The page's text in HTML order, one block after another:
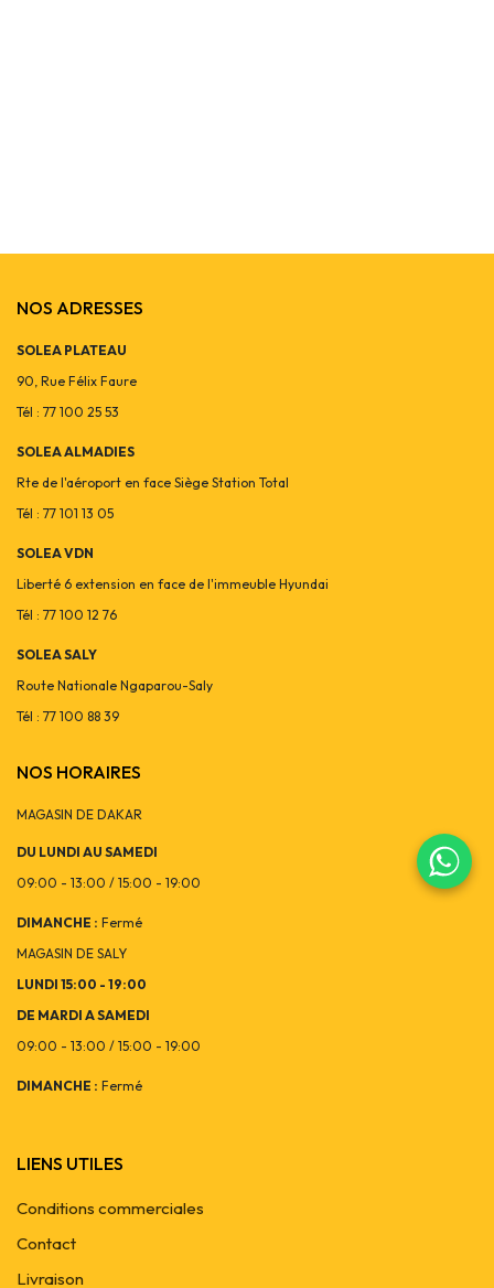
NOS ADRESSES
SOLEA PLATEAU
90, Rue Félix Faure
Tél : 77 100 25 53
SOLEA ALMADIES
Rte de l'aéroport en face Siège Station Total
Tél : 77 101 13 05
SOLEA VDN
Liberté 6 extension en face de l'immeuble Hyundai
Tél : 77 100 12 76
SOLEA SALY
Route Nationale Ngaparou-Saly
Tél : 77 100 88 39
NOS HORAIRES
MAGASIN DE DAKAR
DU LUNDI AU SAMEDI
09:00 - 13:00 / 15:00 - 19:00
DIMANCHE : Fermé
MAGASIN DE SALY
LUNDI 15:00 - 19:00
DE MARDI A SAMEDI
09:00 - 13:00 / 15:00 - 19:00
DIMANCHE : Fermé
LIENS UTILES
Conditions commerciales
Contact
Livraison